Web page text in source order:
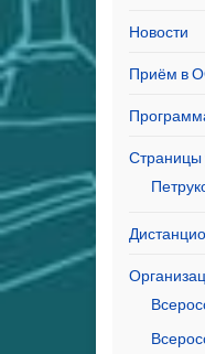
Новости
Приём в
Страницы